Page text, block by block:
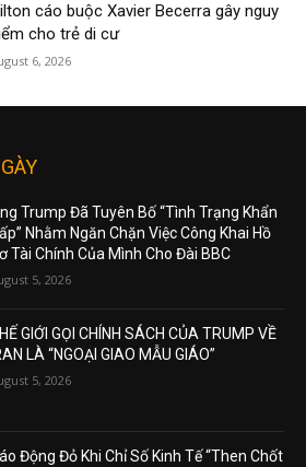
cáo buộc Xavier Becerra gây nguy
cho trẻ di cư
6, 2026
Trump Đã Tuyên Bố “Tình Trạng Khẩn
Nhằm Ngăn Chặn Việc Công Khai Hồ
Tài Chính Của Mình Cho Đài BBC
5, 2026
GIỚI GỌI CHÍNH SÁCH CỦA TRUMP VỀ
LÀ “NGOẠI GIAO MẪU GIÁO”
5, 2026
Động Đỏ Khi Chỉ Số Kinh Tế “Then Chốt